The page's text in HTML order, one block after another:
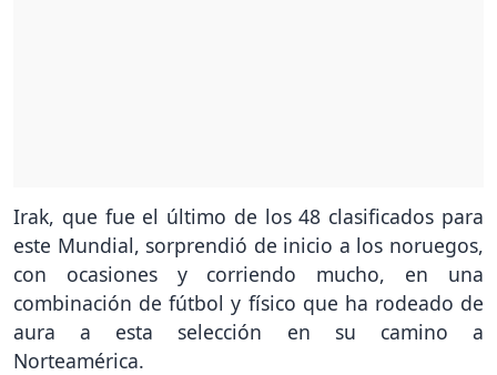
Irak, que fue el último de los 48 clasificados para
este Mundial, sorprendió de inicio a los noruegos,
con ocasiones y corriendo mucho, en una
combinación de fútbol y físico que ha rodeado de
aura a esta selección en su camino a
Norteamérica.